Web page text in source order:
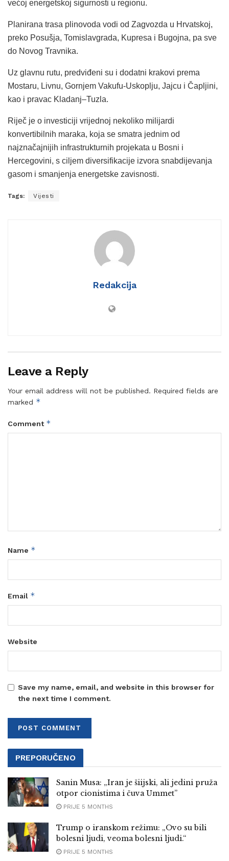
većoj energetskoj sigurnosti u regionu.
Planirana trasa plinovoda vodi od Zagvozda u Hrvatskoj,
preko Posušja, Tomislavgrada, Kupresa i Bugojna, pa sve
do Novog Travnika.
Uz glavnu rutu, predviđeni su i dodatni krakovi prema
Mostaru, Livnu, Gornjem Vakufu-Uskoplju, Jajcu i Čapljini,
kao i pravac Kladanj–Tuzla.
Riječ je o investiciji vrijednoj nekoliko milijardi
konvertibilnih maraka, koja se smatra jednim od
najznačajnijih infrastrukturnih projekata u Bosni i
Hercegovini, s ciljem diversifikacije izvora snabdijevanja
gasom i smanjenja energetske zavisnosti.
Tags: Vijesti
Redakcija
Leave a Reply
Your email address will not be published. Required fields are
marked *
Comment *
Name *
Email *
Website
Save my name, email, and website in this browser for
the next time I comment.
PREPORUČENO
Sanin Musa: „Iran je šiijski, ali jedini pruža
otpor cionistima i čuva Ummet”
PRIJE 5 MONTHS
Trump o iranskom režimu: „Ovo su bili
bolesni ljudi, veoma bolesni ljudi.“
PRIJE 5 MONTHS